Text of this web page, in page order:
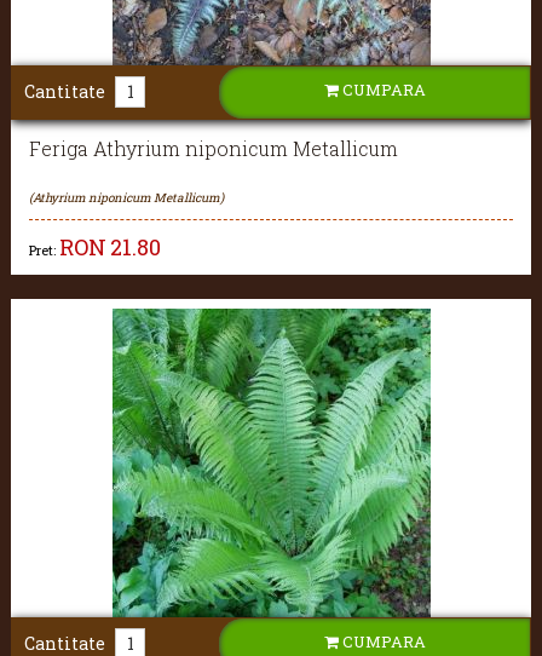
Feriga Athyrium niponicum Metallicum
(Athyrium niponicum Metallicum)
Pret: RON 21.80
Cantitate CUMPARA
Cantitate CUMPARA